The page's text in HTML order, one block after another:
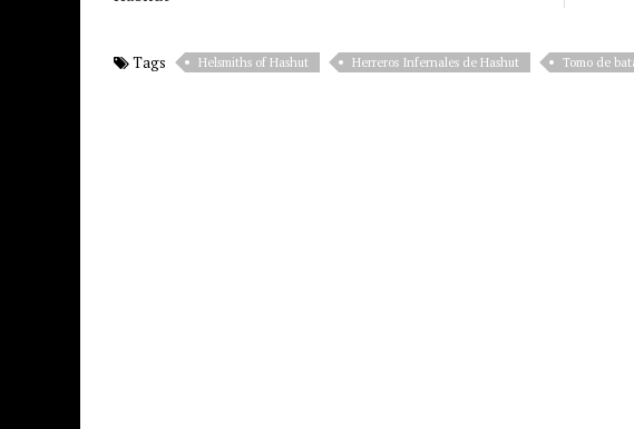
Tags Helsmiths of Hashut Herreros Infernales de Hashut Tomo de